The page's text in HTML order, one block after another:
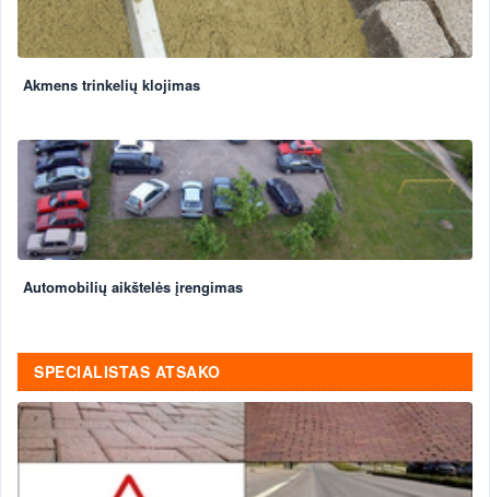
Akmens trinkelių klojimas
Automobilių aikštelės įrengimas
SPECIALISTAS ATSAKO